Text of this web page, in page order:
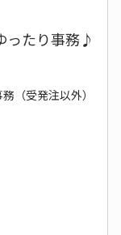
ったり事務♪
（受発注以外）